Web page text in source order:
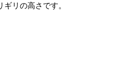
リの高さです。